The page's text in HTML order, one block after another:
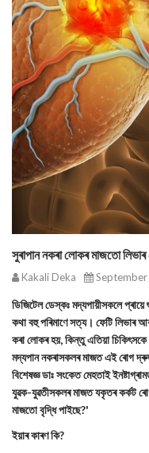
সুৰাপান নকৰা লোকৰ মাজতো লিভাৰ
Kakali Deka
ডিজিটেল ডেস্কঃ মদ্যপায়ীসকলে
কথা বহু পৰিমাণে সত্য। ফেটি লিভাৰ
কৰা লোকৰ হয়, কিন্তু এতিয়া
মদ্যপান নকৰাসকলৰ মাজত এই ৰোগ
বিশেষজ্ঞ ডাঃ সংকেত মেহতাই
যুৱক-যুৱতীসকলৰ মাজত যকৃতৰ কৰ্কট
মাজতো বৃদ্ধি পাইছে?'
ইয়াৰ কাৰণ কি?